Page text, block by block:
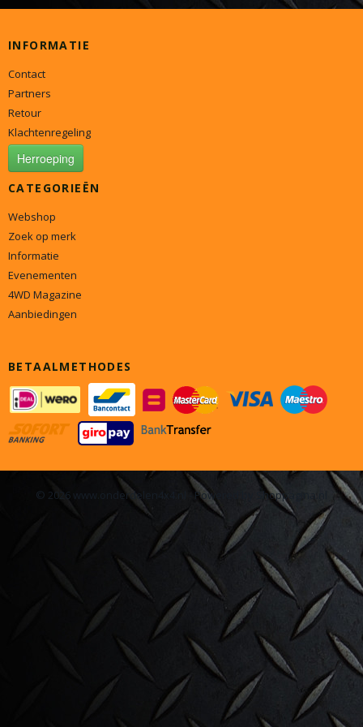
INFORMATIE
Contact
Partners
Retour
Klachtenregeling
Herroeping
CATEGORIEËN
Webshop
Zoek op merk
Informatie
Evenementen
4WD Magazine
Aanbiedingen
BETAALMETHODES
© 2026 www.onderdelen4x4.nl - Powered by Shoppagina.nl